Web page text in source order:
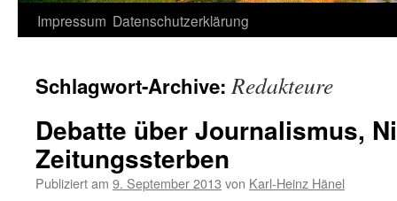
Zum
springen
Impressum Datenschutzerklärung
Schlagwort-Archive:Redakteure
Debatte über Journalismus,
Zeitungssterben
Publiziert am 9. September 2013 von Karl-Heinz Hänel